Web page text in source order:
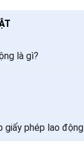
là gì?
giấy phép lao động